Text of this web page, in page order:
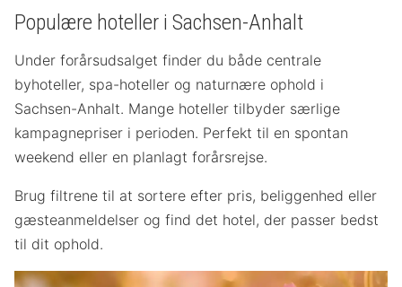
Populære hoteller i Sachsen-Anhalt
Under forårsudsalget finder du både centrale
byhoteller, spa-hoteller og naturnære ophold i
Sachsen-Anhalt. Mange hoteller tilbyder særlige
kampagnepriser i perioden. Perfekt til en spontan
weekend eller en planlagt forårsrejse.
Brug filtrene til at sortere efter pris, beliggenhed eller
gæsteanmeldelser og find det hotel, der passer bedst
til dit ophold.